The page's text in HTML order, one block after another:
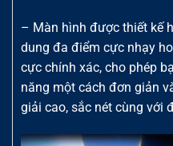
– Màn hình được thiết kế
dung đa điểm cực nhạy
cực chính xác, cho phép
năng một cách đơn giản
giải cao, sắc nét cùng với